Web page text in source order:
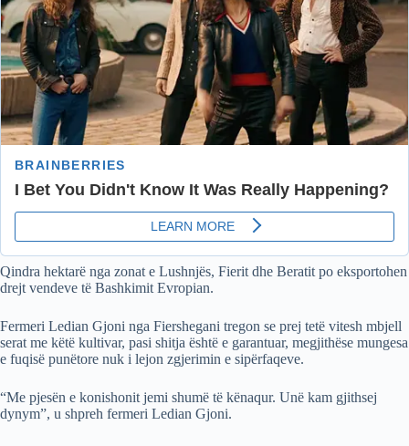
Qindra hektarë nga zonat e Lushnjës, Fierit dhe Beratit po eksportohen
drejt vendeve të Bashkimit Evropian.
Fermeri Ledian Gjoni nga Fiershegani tregon se prej tetë vitesh mbjell
serat me këtë kultivar, pasi shitja është e garantuar, megjithëse mungesa
e fuqisë punëtore nuk i lejon zgjerimin e sipërfaqeve.
“Me pjesën e konishonit jemi shumë të kënaqur. Unë kam gjithsej
dynym”, u shpreh fermeri Ledian Gjoni.